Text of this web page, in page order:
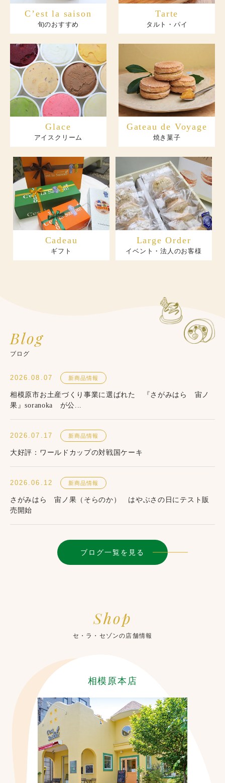
C’est la saison
旬のおすすめ
Tarte
タルト・パイ
Glace
アイスクリーム
Gateau de Voyage
焼き菓子
Cadeau
ギフト
Large Order
イベント・法人のお客様
Blog
ブログ
ブログ一覧を見る
2026.08.07 新商品情報
相模原市お土産づくり事業に選ばれた 『さがみはら 宙ノ
果』soranoka が公...
2026.07.17 新商品情報
大好評：ワールドカップの対戦国ケーキ
2026.06.12 新商品情報
さがみはら 宙ノ果（そらのか） はやぶさの日にテスト販
売開始
Shop
セ・ラ・セゾンの店舗情報
相模原本店